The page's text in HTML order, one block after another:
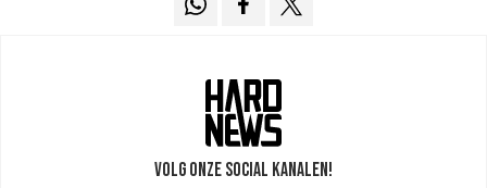
Volg onze social kanalen!